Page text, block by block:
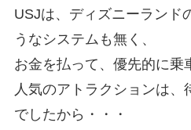
USJは、ディズニーランド
うなシステムも無く、
お金を払って、優先的に乗
人気のアトラクションは、
でしたから・・・